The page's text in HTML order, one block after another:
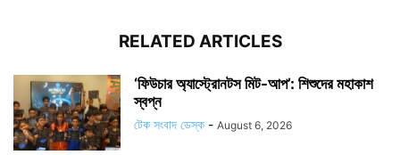
RELATED ARTICLES
‘ফিউচার অ্যাস্ট্রোনটস মিট-আপ’: শিশুদের মহাকাশ
স্বপ্ন
টেক সংবাদ ডেস্ক - August 6, 2026